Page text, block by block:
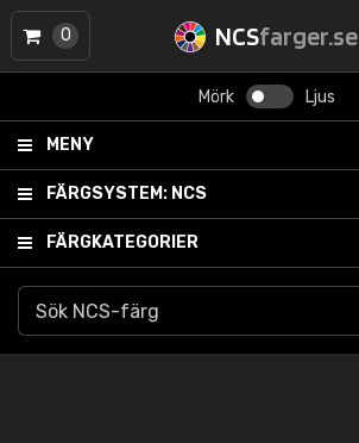
NCSfarger.se
Mörk Ljus
MENY
FÄRGSYSTEM: NCS
FÄRGKATEGORIER
0